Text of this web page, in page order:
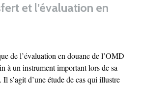
et l’évaluation en
de l’évaluation en douane de l’OMD
à un instrument important lors de sa
s’agit d’une étude de cas qui illustre